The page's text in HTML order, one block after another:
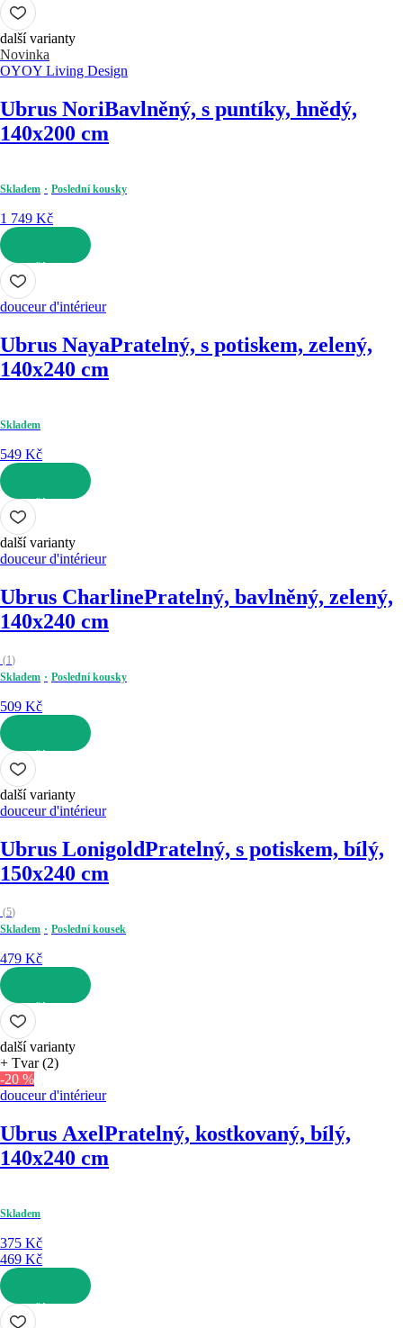
další varianty
Novinka
OYOY Living Design
Ubrus NoriBavlněný, s puntíky, hnědý,
140x200 cm
Skladem Poslední kousky
1 749 Kč
DO KOŠÍKU
douceur d'intérieur
Ubrus NayaPratelný, s potiskem, zelený,
140x240 cm
Skladem
549 Kč
DO KOŠÍKU
další varianty
douceur d'intérieur
Ubrus CharlinePratelný, bavlněný, zelený,
140x240 cm
(1)
Skladem
Poslední kousky
509 Kč
DO KOŠÍKU
další varianty
douceur d'intérieur
Ubrus LonigoldPratelný, s potiskem, bílý,
150x240 cm
(5)
Skladem
Poslední kousek
479 Kč
DO KOŠÍKU
další varianty
+ Tvar (2)
-20 %
douceur d'intérieur
Ubrus AxelPratelný, kostkovaný, bílý,
140x240 cm
Skladem
375 Kč
469 Kč
DO KOŠÍKU